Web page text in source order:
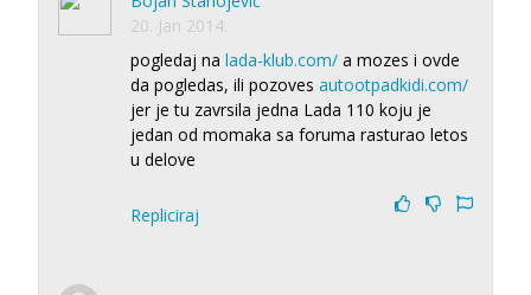
20. Jan 2014.
pogledaj na lada-klub.com/ a mozes i ovde
da pogledas, ili pozoves autootpadkidi.com/
jer je tu zavrsila jedna Lada 110 koju je
jedan od momaka sa foruma rasturao letos
u delove
Repliciraj